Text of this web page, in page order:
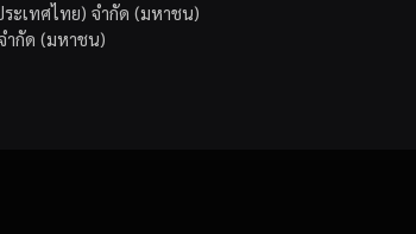
ะเทศไทย) จำกัด (มหาชน)
ำกัด (มหาชน)